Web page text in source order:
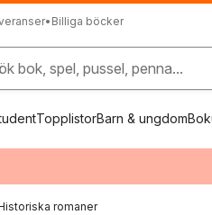
• Billiga böcker
bok, spel, pussel, penna...
TopplistorBarn & ungdom
romaner